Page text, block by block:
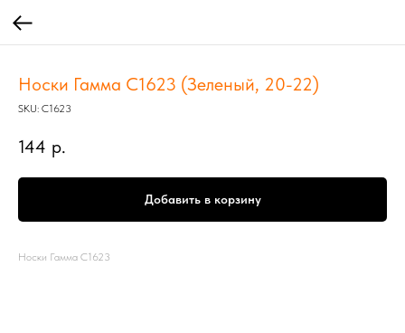
Носки Гамма С1623 (Зеленый, 20-22)
SKU: С1623
144 р.
Добавить в корзину
Носки Гамма С1623